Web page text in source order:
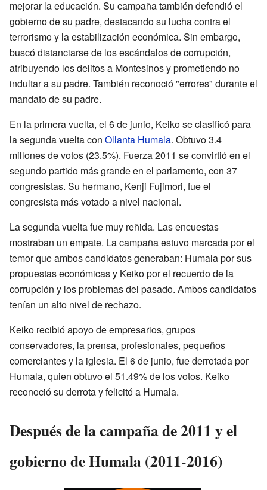
mejorar la educación. Su campaña también defendió el
gobierno de su padre, destacando su lucha contra el
terrorismo y la estabilización económica. Sin embargo,
buscó distanciarse de los escándalos de corrupción,
atribuyendo los delitos a Montesinos y prometiendo no
indultar a su padre. También reconoció "errores" durante el
mandato de su padre.
En la primera vuelta, el 6 de junio, Keiko se clasificó para
la segunda vuelta con Ollanta Humala. Obtuvo 3.4
millones de votos (23.5%). Fuerza 2011 se convirtió en el
segundo partido más grande en el parlamento, con 37
congresistas. Su hermano, Kenji Fujimori, fue el
congresista más votado a nivel nacional.
La segunda vuelta fue muy reñida. Las encuestas
mostraban un empate. La campaña estuvo marcada por el
temor que ambos candidatos generaban: Humala por sus
propuestas económicas y Keiko por el recuerdo de la
corrupción y los problemas del pasado. Ambos candidatos
tenían un alto nivel de rechazo.
Keiko recibió apoyo de empresarios, grupos
conservadores, la prensa, profesionales, pequeños
comerciantes y la iglesia. El 6 de junio, fue derrotada por
Humala, quien obtuvo el 51.49% de los votos. Keiko
reconoció su derrota y felicitó a Humala.
Después de la campaña de 2011 y el
gobierno de Humala (2011-2016)